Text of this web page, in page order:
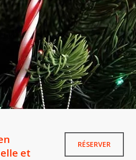
et
RÉSERVER